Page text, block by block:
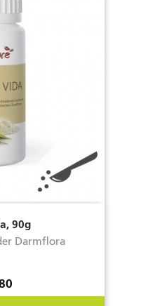
90g
Darmflora